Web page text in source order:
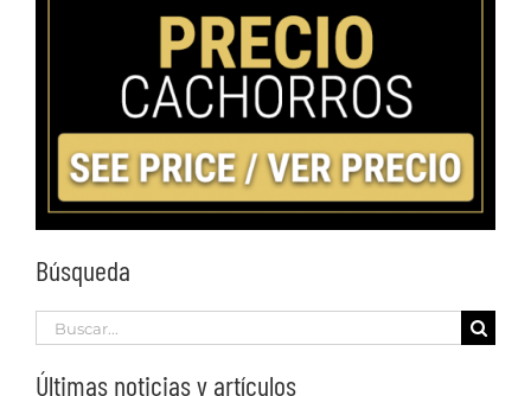
Búsqueda
Search
for:
Últimas noticias y artículos